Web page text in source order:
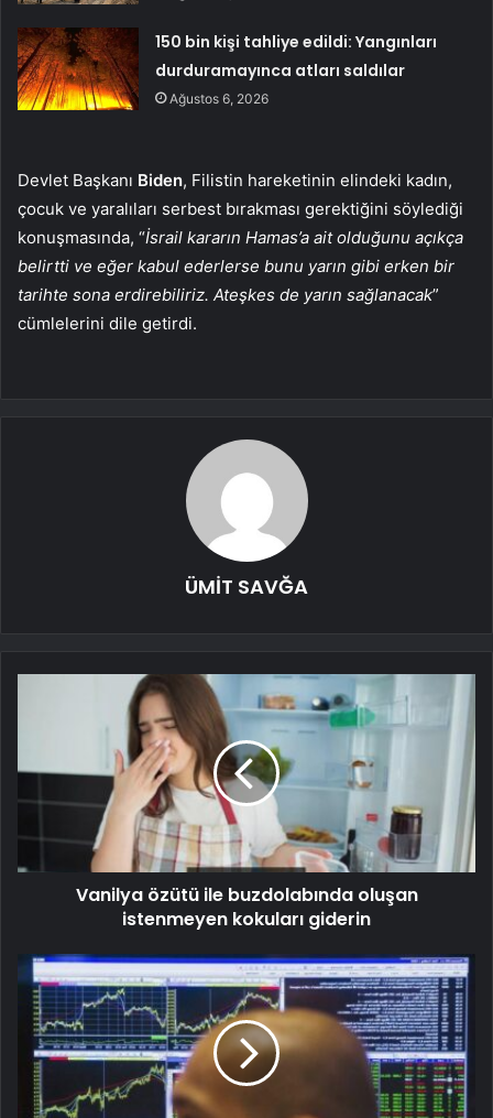
150 bin kişi tahliye edildi: Yangınları
durduramayınca atları saldılar
Ağustos 6, 2026
Devlet Başkanı Biden, Filistin hareketinin elindeki kadın,
çocuk ve yaralıları serbest bırakması gerektiğini söylediği
konuşmasında, “İsrail kararın Hamas’a ait olduğunu açıkça
belirtti ve eğer kabul ederlerse bunu yarın gibi erken bir
tarihte sona erdirebiliriz. Ateşkes de yarın sağlanacak”
cümlelerini dile getirdi.
ÜMİT SAVĞA
Vanilya özütü ile buzdolabında oluşan
istenmeyen kokuları giderin